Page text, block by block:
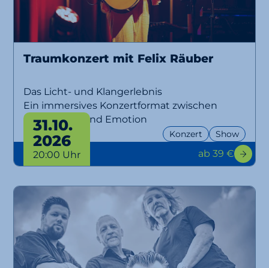
Traumkonzert mit Felix Räuber
Das Licht- und Klangerlebnis
Ein immersives Konzertformat zwischen
Musik, Licht und Emotion
Konzert Show
31.10.
2026
20:00 Uhr ab 39 €